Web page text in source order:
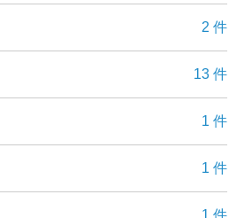
2 件
13 件
1 件
1 件
1 件